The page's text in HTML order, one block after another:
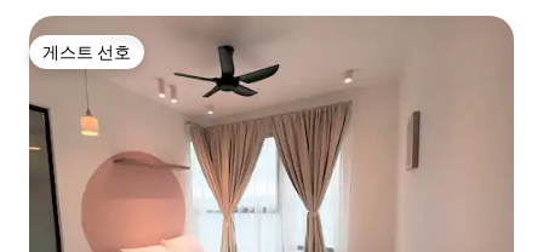
게스트 선호
게스트 선호